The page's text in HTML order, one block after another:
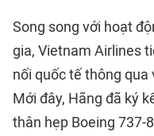
Song song với hoạt
gia, Vietnam Airlines
nối quốc tế thông qua
Mới đây, Hãng đã ký
thân hẹp Boeing 737-